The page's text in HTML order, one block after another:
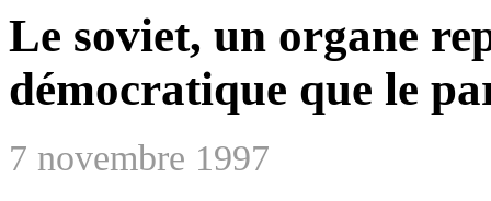
Le soviet, un organe
démocratique que le
7 novembre 1997